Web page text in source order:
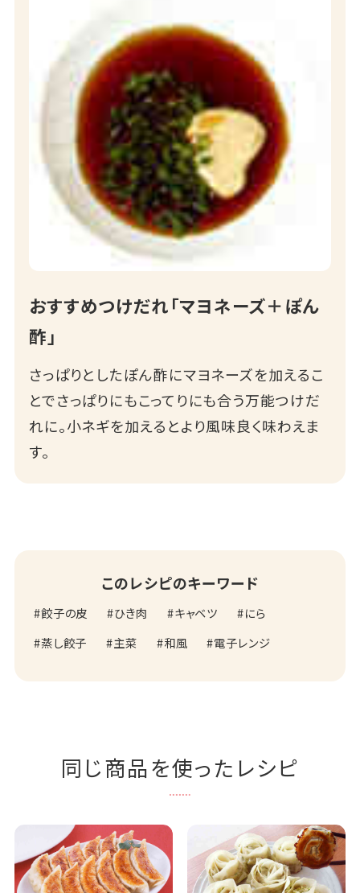
おすすめつけだれ「マヨネーズ＋ぽん
酢」
さっぱりとしたぽん酢にマヨネーズを加えるこ
とでさっぱりにもこってりにも合う万能つけだ
れに。小ネギを加えるとより風味良く味わえま
す。
このレシピのキーワード
餃子の皮 ひき肉 キャベツ
にら
蒸し餃子
主菜 和風 電子レンジ
同じ商品を使ったレシピ